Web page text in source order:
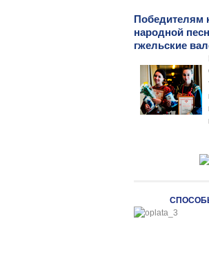
Победителям
народной
гжельские